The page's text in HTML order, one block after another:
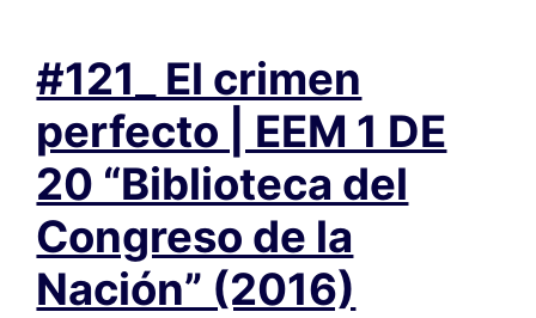
“Polo
Educativo
Barracas”
(2016)
#121_ El crimen
perfecto | EEM 1 DE
20 “Biblioteca del
Congreso de la
Nación” (2016)